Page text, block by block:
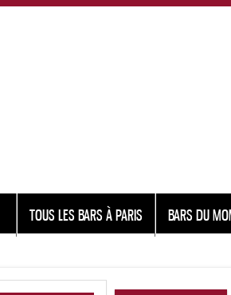
TOUS LES BARS À PARIS BARS DU